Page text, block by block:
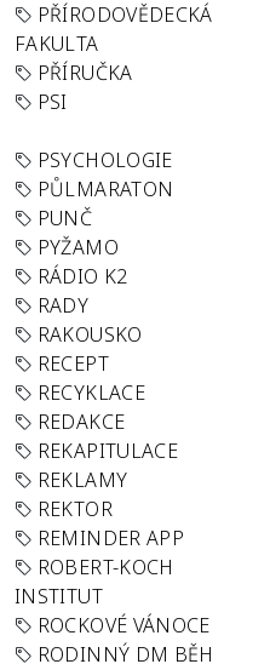
PŘÍRODOVĚDECKÁ
FAKULTA
PŘÍRUČKA
PSI
PSYCHOLOGIE
PŮLMARATON
PUNČ
PYŽAMO
RÁDIO K2
RADY
RAKOUSKO
RECEPT
RECYKLACE
REDAKCE
REKAPITULACE
REKLAMY
REKTOR
REMINDER APP
ROBERT-KOCH
INSTITUT
ROCKOVÉ VÁNOCE
RODINNÝ DM BĚH